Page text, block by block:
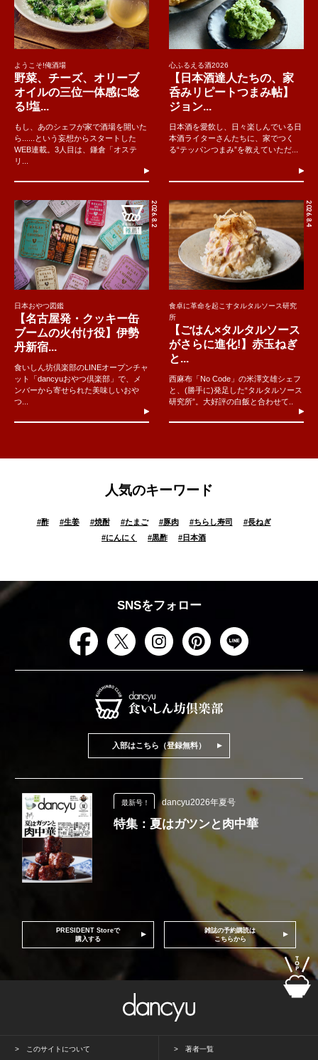
ようこそ!俺酒場
野菜、チーズ、オリーブ
オイルの三位一体感に唸
る!塩...
もし、あのシェフが家で酒場を開いた
ら......という妄想からスタートした
WEB連載。3人目は、鎌倉「オステ
リ...
心ふるえる酒2026
【日本酒達人たちの、家
呑みリピートつまみ帖】
ジョン...
日本酒を愛飲し、日々楽しんでいる日
本酒ライターさんたちに、家でつく
る“テッパンつまみ”を教えていただ...
2026.8.2
日本おやつ図鑑
【名古屋発・クッキー缶
ブームの火付け役】伊勢
丹新宿...
食いしん坊倶楽部のLINEオープンチャ
ット「dancyuおやつ倶楽部」で、メ
ンバーから寄せられた美味しいおや
つ...
2026.8.4
食卓に革命を起こすタルタルソース研究
所
【ごはん×タルタルソース
がさらに進化!】赤玉ねぎ
と...
西麻布「No Code」の米澤文雄シェフ
と、(勝手に)発足した“タルタルソース
研究所”。大好評の白飯と合わせて..
人気のキーワード
#酢 #生姜 #焼酎 #たまご #豚肉 #ちらし寿司 #長ねぎ
#にんにく #黒酢 #日本酒
SNSをフォロー
入部はこちら（登録無料）
最新号！ dancyu2026年夏号
特集：夏はガツンと肉中華
PRESIDENT Storeで
購入する
雑誌の予約購読は
こちらから
このサイトについて 著者一覧